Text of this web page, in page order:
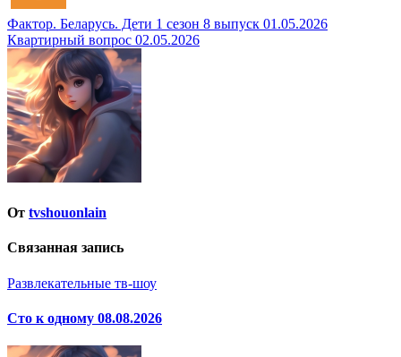
Навигация
по
записям
Фактор. Беларусь. Дети 1 сезон 8 выпуск 01.05.2026
Квартирный вопрос 02.05.2026
От tvshouonlain
Связанная запись
Развлекательные тв-шоу
Сто к одному 08.08.2026